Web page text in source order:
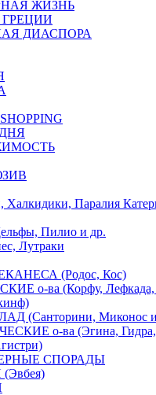
ЖИЗНЬ
ДИАСПОРА
Халкидики, Паралия
Пилио и др.
Лутраки
(Родос, Кос)
о-ва (Корфу, Лефкада,
(Санторини, Миконос
о-ва (Эгина, Гидра,
СПОРАДЫ